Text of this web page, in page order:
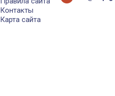
Контакты
Карта сайта